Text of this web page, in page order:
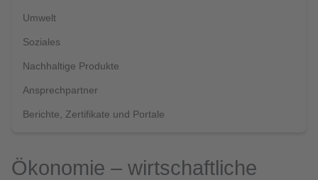
Umwelt
Soziales
Nachhaltige Produkte
Ansprechpartner
Berichte, Zertifikate und Portale
Ökonomie – wirtschaftliche